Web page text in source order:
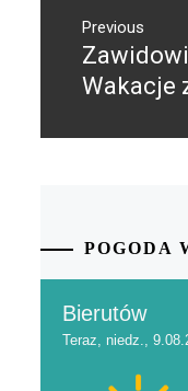
wpisuPrevious
Previous
post:
Wakacje
POGODA